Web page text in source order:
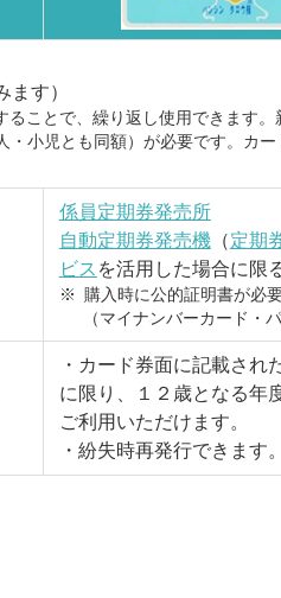
ます）
ることで、繰り返し使用できます。
小児とも同額）が必要です。カ
係員定期券発売所
自動定期券発売機（定期
ビス を活用した場合に限
※ 購入時に公的証明書が必要
（マイナンバーカード・
・カード券面に記載され
に限り、１２歳となる年
ご利用いただけます。
・紛失時再発行できます